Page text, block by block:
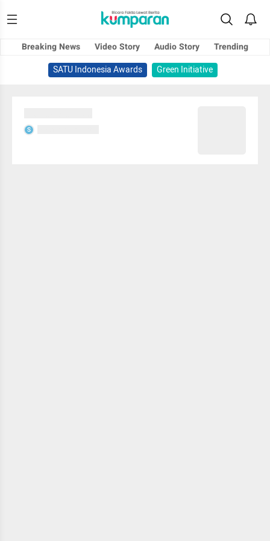
Breaking News Video Story Audio Story
Trending
SATU Indonesia Awards
Green Initiative
S